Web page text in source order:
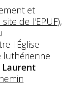
et
de l'EPUF),
l'Église
luthérienne
Laurent